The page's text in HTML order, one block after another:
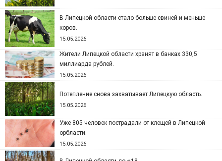
В Липецкой области стало больше свиней и меньше
коров.
15.05.2026
Жители Липецкой области хранят в банках 330,5
миллиарда рублей.
15.05.2026
Потепление снова захватывает Липецкую область.
15.05.2026
Уже 805 человек пострадали от клещей в Липецкой
орбласти.
15.05.2026